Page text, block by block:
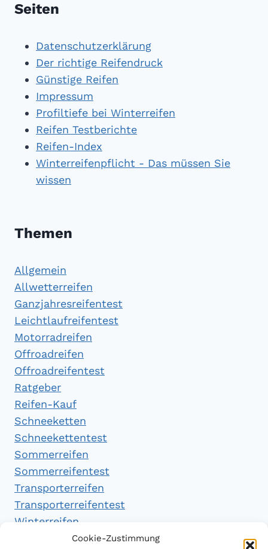
Cookie-Zustimmung
Seiten
Datenschutzerklärung
Der richtige Reifendruck
Günstige Reifen
Impressum
Profiltiefe bei Winterreifen
Reifen Testberichte
Reifen-Index
Winterreifenpflicht - Das müssen Sie
wissen
Themen
Allgemein
Allwetterreifen
Ganzjahresreifentest
Leichtlaufreifentest
Motorradreifen
Offroadreifen
Offroadreifentest
Ratgeber
Reifen-Kauf
Schneeketten
Schneekettentest
Sommerreifen
Sommerreifentest
Transporterreifen
Transporterreifentest
Winterreifen
Winterreifentest